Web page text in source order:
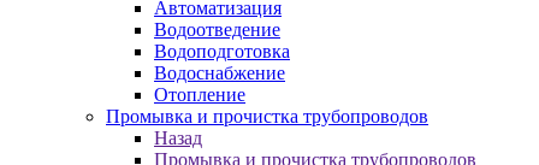
Автоматизация
Водоотведение
Водоподготовка
Водоснабжение
Отопление
Промывка и прочистка трубопроводов
Назад
Промывка и прочистка трубопроводов